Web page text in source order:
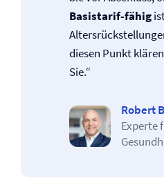
Basistarif-fähig
diesen Punkt
Sie.“
Robert
Experte